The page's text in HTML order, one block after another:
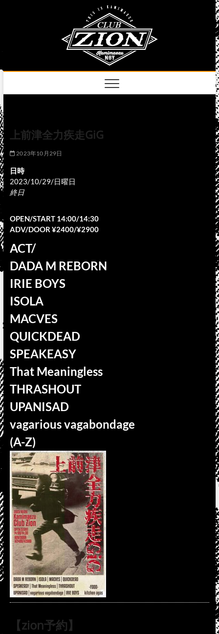
上前津全力疾走GiG
2023年10月29日
日時
2023/10/29/日曜日
終日
OPEN/START 14:00/14:30
ADV/DOOR ¥2400/¥2900
ACT/
DADA M REBORN
IRIE BOYS
ISOLA
MACVES
QUICKDEAD
SPEAKEASY
That Meaningless
THRASHOUT
UPANISAD
vagarious vagabondage
(A-Z)
【zion予約】